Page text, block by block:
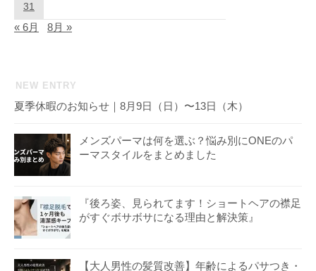
31
« 6月
8月 »
NEW ENTRY
夏季休暇のお知らせ｜8月9日（日）〜13日（木）
メンズパーマは何を選ぶ？悩み別にONEのパ
ーマスタイルをまとめました
『後ろ姿、見られてます！ショートヘアの襟足
がすぐボサボサになる理由と解決策』
【大人男性の髪質改善】年齢によるパサつき・